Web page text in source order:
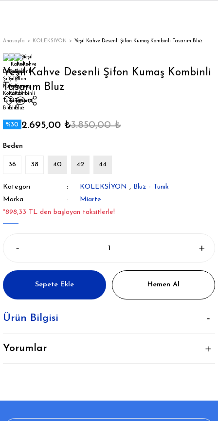
Trençkot
Trençkot
Anasayfa KOLEKSİYON Yeşil Kahve Desenli Şifon Kumaş Kombinli Tasarım Bluz
Yeşil Kahve Desenli Şifon Kumaş Kombinli
Tasarım Bluz
%30 2.695,00 ₺3.850,00 ₺
Beden
36 38 40 42 44
Kategori KOLEKSİYON , Bluz - Tunik
Marka
Miarte
*898,33 TL den başlayan taksitlerle!
Sepete Ekle Hemen Al
Ürün Bilgisi
Yorumlar